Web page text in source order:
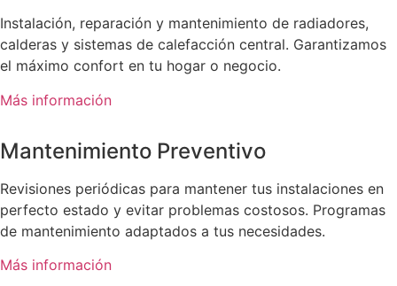
Instalación, reparación y mantenimiento de radiadores,
calderas y sistemas de calefacción central. Garantizamos
el máximo confort en tu hogar o negocio.
Más información
Mantenimiento Preventivo
Revisiones periódicas para mantener tus instalaciones en
perfecto estado y evitar problemas costosos. Programas
de mantenimiento adaptados a tus necesidades.
Más información